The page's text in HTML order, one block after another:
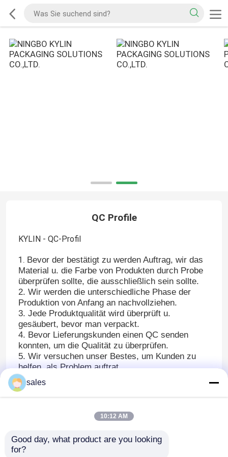
QC Profile
KYLIN - QC-Profil
1. Bevor der bestätigt zu werden Auftrag, wir das
Material u. die Farbe von Produkten durch Probe
überprüfen sollte, die ausschließlich sein sollte.
2. Wir werden die unterschiedliche Phase der
Produktion von Anfang an nachvollziehen.
3. Jede Produktqualität wird überprüft u.
gesäubert, bevor man verpackt.
4. Bevor Lieferungskunden einen QC senden
konnten, um die Qualität zu überprüfen.
5. Wir versuchen unser Bestes, um Kunden zu
helfen, als Problem auftrat.
sales
10:12 AM
Good day, what product are you looking
for?